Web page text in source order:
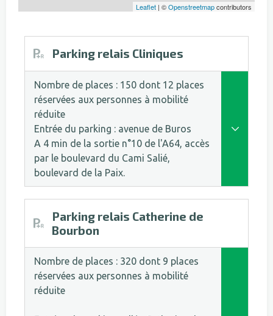
Leaflet | ©Openstreetmapcontributors
Parking relais Cliniques
Nombre de places : 150 dont 12 places
réservées aux personnes à mobilité
réduite
Entrée du parking : avenue de Buros
A 4 min de la sortie n°10 de l'A64, accès
par le boulevard du Cami Salié,
boulevard de la Paix.
Parking relais Catherine de
Bourbon
Nombre de places : 320 dont 9 places
réservées aux personnes à mobilité
réduite